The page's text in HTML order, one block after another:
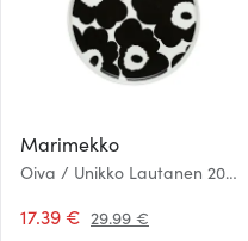
Marimekko
Oiva / Unikko Lautanen 20
17.39 € 29.99 €